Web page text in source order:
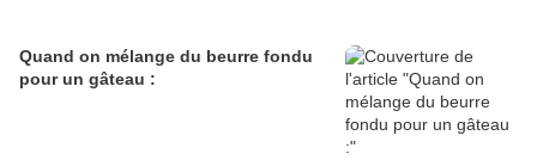
Quand on mélange du beurre fondu
pour un gâteau :